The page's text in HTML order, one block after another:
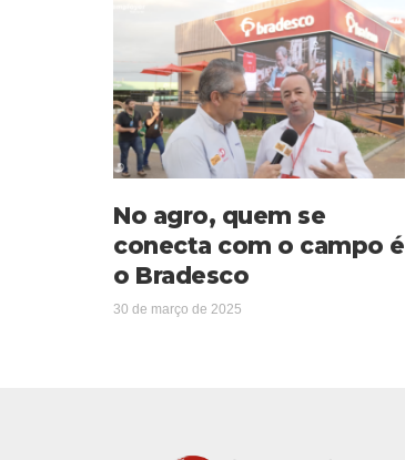
No agro, quem se
conecta com o campo é
o Bradesco
30 de março de 2025